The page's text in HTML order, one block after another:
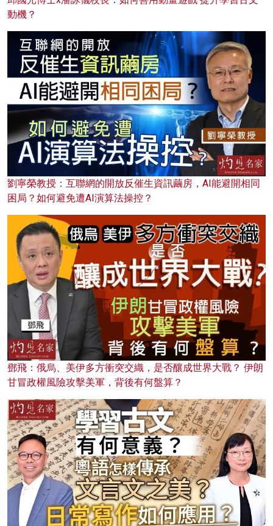
動機？
劉寧榮教授：互聯網的開放反催生資訊繭房，AI能避開相同
困局？如何避免遭AI演算法操控？
鄧飛：俄烏、美伊多方衝突交織，是否釀成世界大戰？ 伊朗
甘冒政權風險攻擊美軍，背後有何盤算？